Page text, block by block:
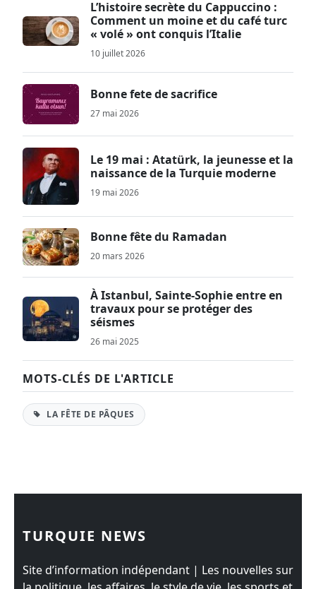
L’histoire secrète du Cappuccino :
Comment un moine et du café turc
« volé » ont conquis l’Italie
10 juillet 2026
Bonne fete de sacrifice
27 mai 2026
Le 19 mai : Atatürk, la jeunesse et la
naissance de la Turquie moderne
19 mai 2026
Bonne fête du Ramadan
20 mars 2026
À Istanbul, Sainte-Sophie entre en
travaux pour se protéger des
séismes
26 mai 2025
MOTS-CLÉS DE L'ARTICLE
LA FÊTE DE PÂQUES
TURQUIE NEWS
Site d’information indépendant | Les nouvelles sur